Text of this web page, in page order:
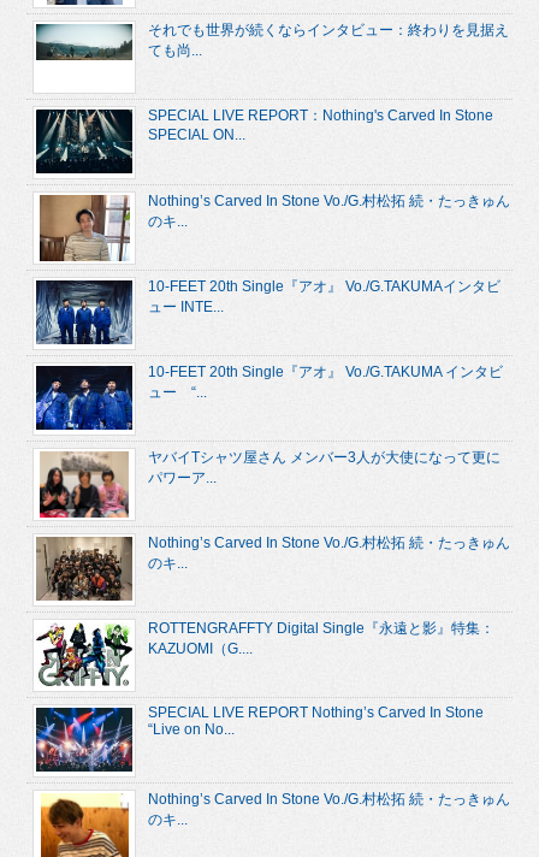
それでも世界が続くならインタビュー：終わりを見据え
ても尚...
SPECIAL LIVE REPORT：Nothing's Carved In Stone
SPECIAL ON...
Nothing’s Carved In Stone Vo./G.村松拓 続・たっきゅん
のキ...
10-FEET 20th Single『アオ』 Vo./G.TAKUMAインタビ
ュー INTE...
10-FEET 20th Single『アオ』 Vo./G.TAKUMA インタビ
ュー “...
ヤバイTシャツ屋さん メンバー3人が大使になって更に
パワーア...
Nothing’s Carved In Stone Vo./G.村松拓 続・たっきゅん
のキ...
ROTTENGRAFFTY Digital Single『永遠と影』特集：
KAZUOMI（G....
SPECIAL LIVE REPORT Nothing’s Carved In Stone
“Live on No...
Nothing’s Carved In Stone Vo./G.村松拓 続・たっきゅん
のキ...